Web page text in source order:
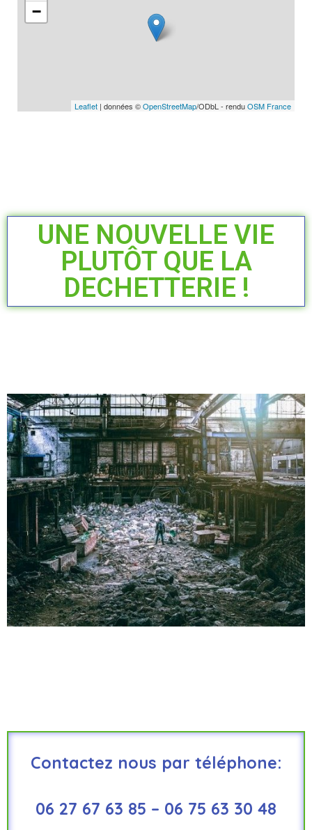
−
Leaflet | données ©OpenStreetMap/ODbL - renduOSM France
UNE NOUVELLE VIE
PLUTÔT QUE LA
DECHETTERIE !
Contactez nous par téléphone:
06 27 67 63 85 – 06 75 63 30 48